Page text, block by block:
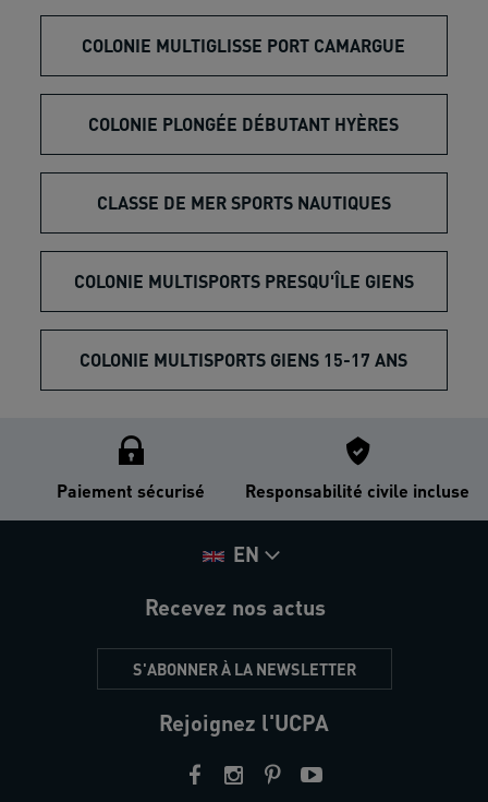
COLONIE MULTIGLISSE PORT CAMARGUE
COLONIE PLONGÉE DÉBUTANT HYÈRES
CLASSE DE MER SPORTS NAUTIQUES
COLONIE MULTISPORTS PRESQU'ÎLE GIENS
COLONIE MULTISPORTS GIENS 15-17 ANS
Paiement sécurisé Responsabilité civile incluse
EN
Recevez nos actus
S'ABONNER À LA NEWSLETTER
Rejoignez l'UCPA